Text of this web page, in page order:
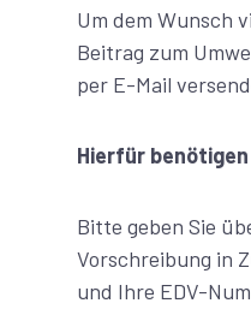
Um dem Wunsch
Beitrag zum
per E-Mail
Hierfür
Bitte geben Sie
Vorschreibung in
und Ihre EDV-